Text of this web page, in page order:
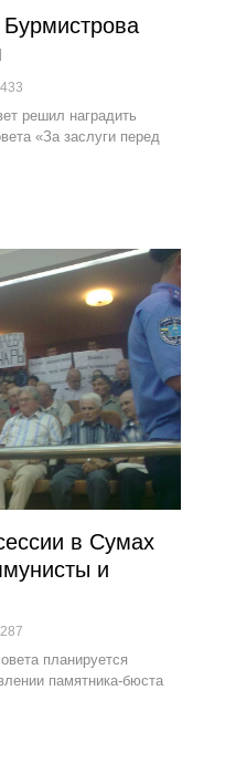
433
решил наградить
«За заслуги перед
в Сумах
и
287
планируется
памятника-бюста